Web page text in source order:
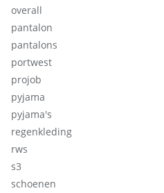
overall
pantalon
pantalons
portwest
projob
pyjama
pyjama's
regenkleding
rws
s3
schoenen